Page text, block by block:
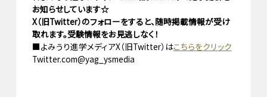
お知らせしています☆
X（旧Twitter）のフォローをすると、随時掲載情報が受け
取れます。受験情報をお見逃しなく！
■よみうり進学メディアX（旧Twitter）はこちらをクリック
Twitter.com@yag_ysmedia